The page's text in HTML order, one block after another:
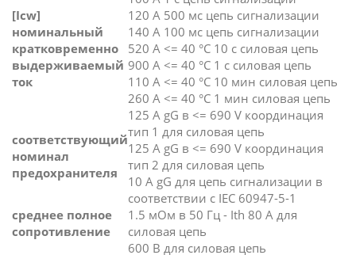
[Icw]
номинальный
кратковременно
выдерживаемый
ток
120 А 500 мс цепь сигнализации
140 А 100 мс цепь сигнализации
520 А <= 40 °C 10 с силовая цепь
900 А <= 40 °C 1 с силовая цепь
110 А <= 40 °C 10 мин силовая цепь
260 А <= 40 °C 1 мин силовая цепь
соответствующий
номинал
предохранителя
125 А gG в <= 690 V координация
тип 1 для силовая цепь
125 А gG в <= 690 V координация
тип 2 для силовая цепь
10 А gG для цепь сигнализации в
соответствии с IEC 60947-5-1
среднее полное
сопротивление
1.5 мОм в 50 Гц - Ith 80 А для
силовая цепь
600 В для силовая цепь